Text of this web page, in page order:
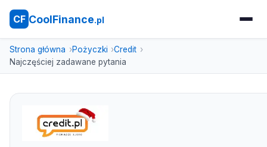
CF CoolFinance.pl
Strona główna Pożyczki
Credit
Najczęściej zadawane pytania